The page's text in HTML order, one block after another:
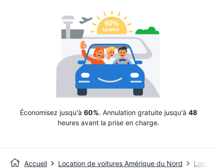
Économisez jusqu'à 60%. Annulation gratuite jusqu'à 48
heures avant la prise en charge.
Accueil Location de voitures Amérique du Nord